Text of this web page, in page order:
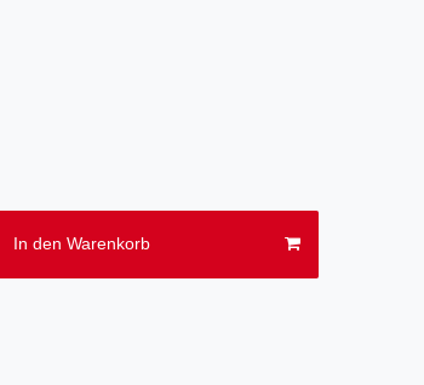
In den Warenkorb